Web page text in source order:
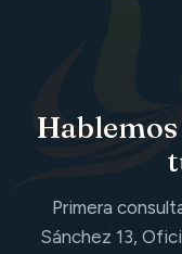
Primera
Sánchez 13,